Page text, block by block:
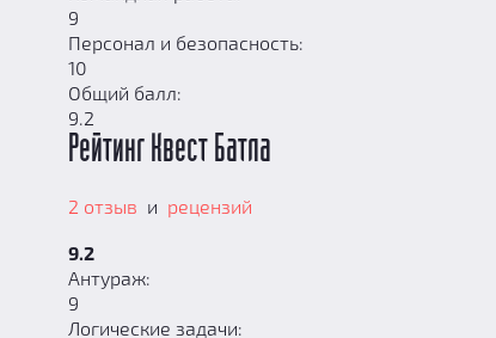
9
Персонал и безопасность:
10
Общий балл:
9.2
Рейтинг Квест Батла
2 отзыв и рецензий
9.2
Антураж:
9
Логические задачи: